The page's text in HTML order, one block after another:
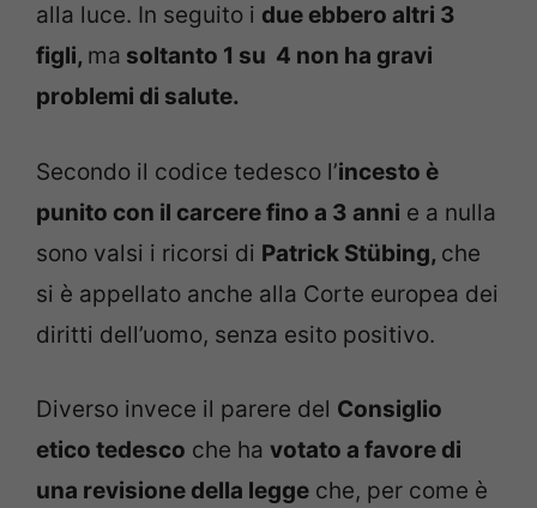
alla luce. In seguito i due ebbero altri 3
figli, ma soltanto 1 su 4 non ha gravi
problemi di salute.
Secondo il codice tedesco l’incesto è
punito con il carcere fino a 3 anni e a nulla
sono valsi i ricorsi di Patrick Stübing, che
si è appellato anche alla Corte europea dei
diritti dell’uomo, senza esito positivo.
Diverso invece il parere del Consiglio
etico tedesco che ha votato a favore di
una revisione della legge che, per come è